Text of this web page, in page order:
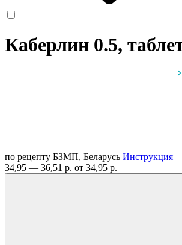
Каберлин 0.5,
по рецепту БЗМП, Беларусь Инструкция
34,95 — 36,51 р. от 34,95 р.